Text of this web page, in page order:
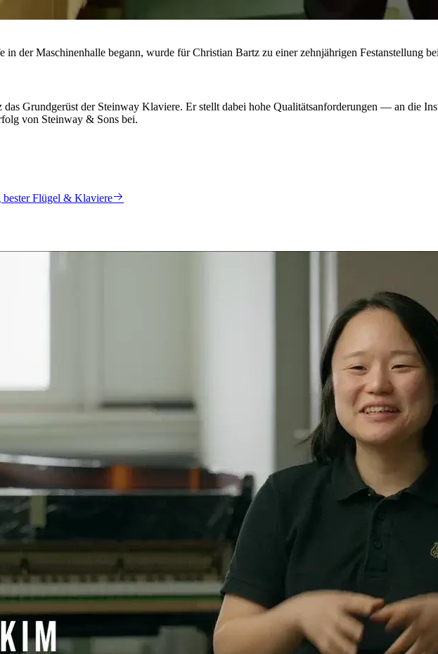
in der Maschinenhalle begann, wurde für Christian Bartz zu einer zehnjährigen Festanstellung
Grundgerüst der Steinway Klaviere. Er stellt dabei hohe Qualitätsanforderungen — an die
von Steinway & Sons bei.
Flügel & Klaviere